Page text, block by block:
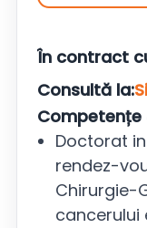
În contract
Consultă la:
Doctorat
rendez-
Chirurgie-
cancerului